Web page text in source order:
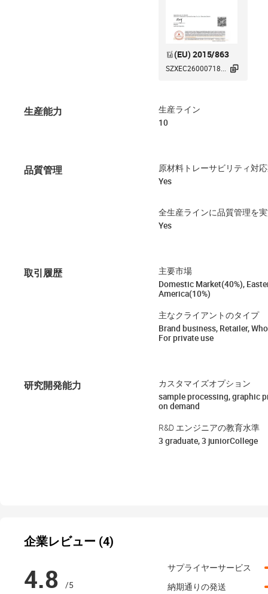
(EU) 2015/863
SZXEC26000718... 
生産能力
生産ライン
10
品質管理
原材料トレーサビリティ対
Yes
全生産ラインに品質管理を
Yes
取引履歴
主要市場
Domestic Market(40%),
America(10%)
主なクライアントのタイプ
Brand business, Retailer,
For private use
研究開発能力
カスタマイズオプション
sample processing, graphic
on demand
R&D エンジニアの教育水準
3 graduate, 3 juniorCollege
企業レビュー (4)
4.8 /5
サプライヤーサービス
納期通りの発送